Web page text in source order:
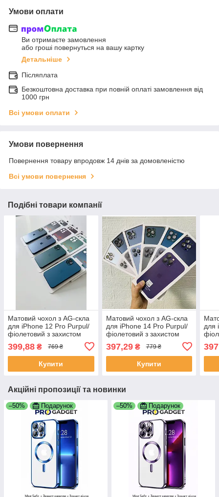
Умови оплати
Ви отримаєте замовлення
або гроші повернуться на вашу картку
Детальніше
Післяплата
Безкоштовна доставка при повній оплаті замовлення від
1000 грн
Всі умови оплати
Умови повернення
Повернення товару впродовж 14 днів за домовленістю
Всі умови повернення
Подібні товари компанії
Матовий чохол з AG-скла
для iPhone 12 Pro Purpul/
фіолетовий з захистом
камери | Проти відбитків |
TPU + загартоване скло
399,88 ₴ 769 ₴
Купити
Матовий чохол з AG-скла
для iPhone 14 Pro Purpul/
фіолетовий з захистом
камери | Проти відбитків |
TPU + загартоване скло
397,29₴ 779 ₴
Купити
для
TPU
Акційні пропозиції та новинки
–50% Подарунок –50% Подарунок